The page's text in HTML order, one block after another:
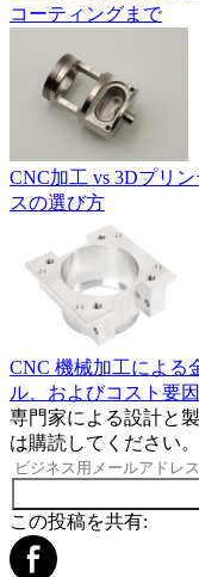
コーティングまで
CNC加工 vs 3Dプリ
スの選び方
CNC 機械加工による
ル、およびコスト要因
専門家による設計と
は購読してください。
この投稿を共有: